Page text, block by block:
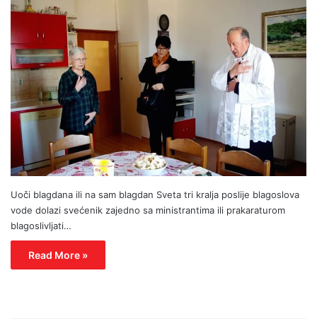
Uoči blagdana ili na sam blagdan Sveta tri kralja poslije blagoslova
vode dolazi svećenik zajedno sa ministrantima ili prakaraturom
blagoslivljati…
Read More »